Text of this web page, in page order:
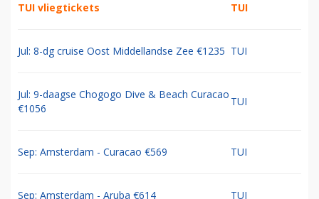
TUI vliegtickets TUI
Jul: 8-dg cruise Oost Middellandse Zee €1235 TUI
Jul: 9-daagse Chogogo Dive & Beach Curacao
€1056
TUI
Sep: Amsterdam - Curacao €569 TUI
Sep: Amsterdam - Aruba €614 TUI